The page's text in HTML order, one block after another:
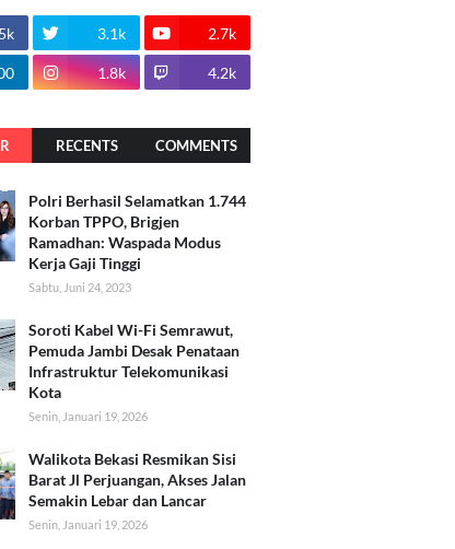
3.1k 2.7k
1.8k 4.2k
RECENTS COMMENTS
Polri Berhasil Selamatkan 1.744
Korban TPPO, Brigjen
Ramadhan: Waspada Modus
Kerja Gaji Tinggi
Sabtu, Juni 24, 2023
Soroti Kabel Wi-Fi Semrawut,
Pemuda Jambi Desak Penataan
Infrastruktur Telekomunikasi
Kota
Senin, Januari 19, 2026
Walikota Bekasi Resmikan Sisi
Barat Jl Perjuangan, Akses Jalan
Semakin Lebar dan Lancar
Senin, Januari 19, 2026